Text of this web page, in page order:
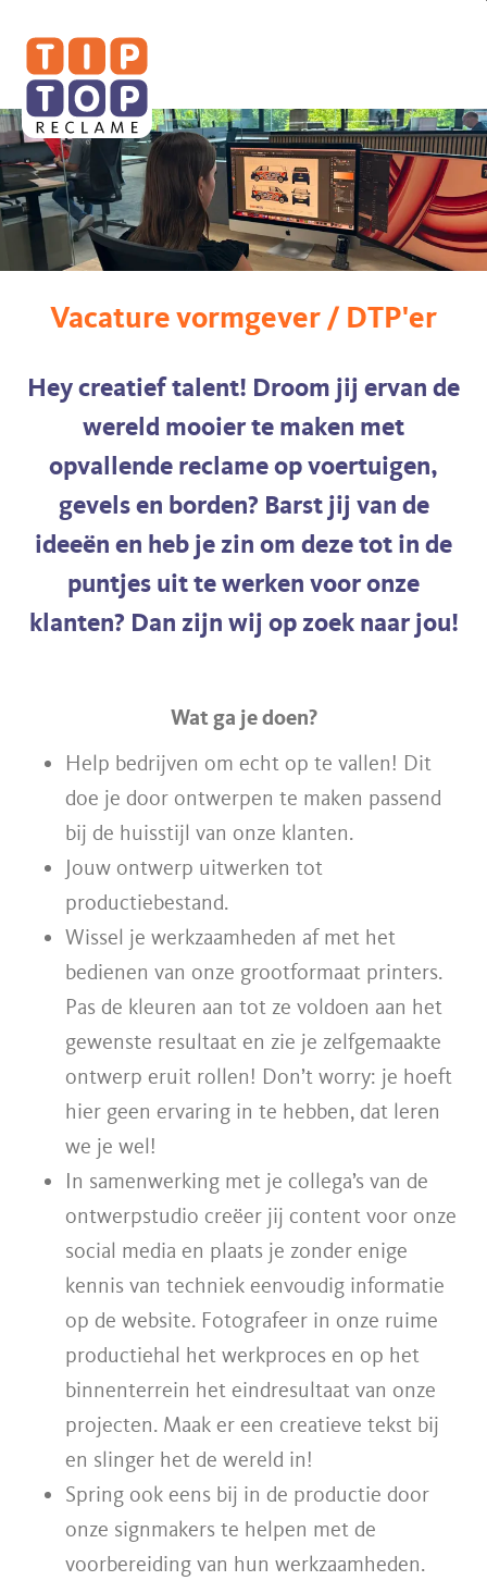
Reclame
Vacature vormgever / DTP'er
Hey creatief talent! Droom jij ervan de
wereld mooier te maken met
opvallende reclame op voertuigen,
gevels en borden? Barst jij van de
ideeën en heb je zin om deze tot in de
puntjes uit te werken voor onze
klanten? Dan zijn wij op zoek naar jou!
Wat ga je doen?
Help bedrijven om echt op te vallen! Dit
doe je door ontwerpen te maken passend
bij de huisstijl van onze klanten.
Jouw ontwerp uitwerken tot
productiebestand.
Wissel je werkzaamheden af met het
bedienen van onze grootformaat printers.
Pas de kleuren aan tot ze voldoen aan het
gewenste resultaat en zie je zelfgemaakte
ontwerp eruit rollen! Don’t worry: je hoeft
hier geen ervaring in te hebben, dat leren
we je wel!
In samenwerking met je collega’s van de
ontwerpstudio creëer jij content voor onze
social media en plaats je zonder enige
kennis van techniek eenvoudig informatie
op de website. Fotografeer in onze ruime
productiehal het werkproces en op het
binnenterrein het eindresultaat van onze
projecten. Maak er een creatieve tekst bij
en slinger het de wereld in!
Spring ook eens bij in de productie door
onze signmakers te helpen met de
voorbereiding van hun werkzaamheden.